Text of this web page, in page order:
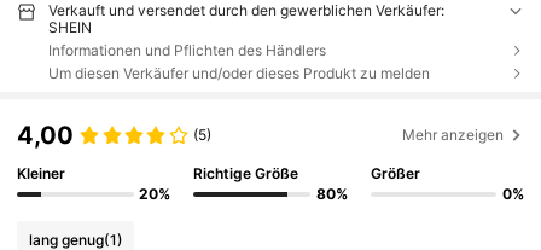
Verkauft und versendet durch den gewerblichen Verkäufer:
SHEIN
Informationen und Pflichten des Händlers
Um diesen Verkäufer und/oder dieses Produkt zu melden
4,00 (5) Mehr anzeigen
Kleiner
20%
Richtige Größe
80%
Größer
0%
lang genug(1)